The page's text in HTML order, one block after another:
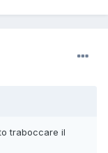
traboccare il